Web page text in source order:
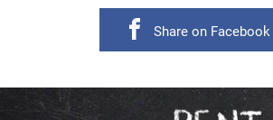
Share on Facebook